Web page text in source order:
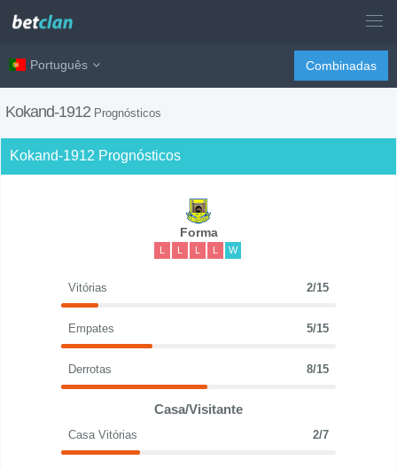
Português Combinadas
Kokand-1912 Prognósticos
Kokand-1912 Prognósticos
Forma
L L L L W
Vitórias 2/15
Empates 5/15
Derrotas 8/15
Casa/Visitante
Casa Vitórias 2/7